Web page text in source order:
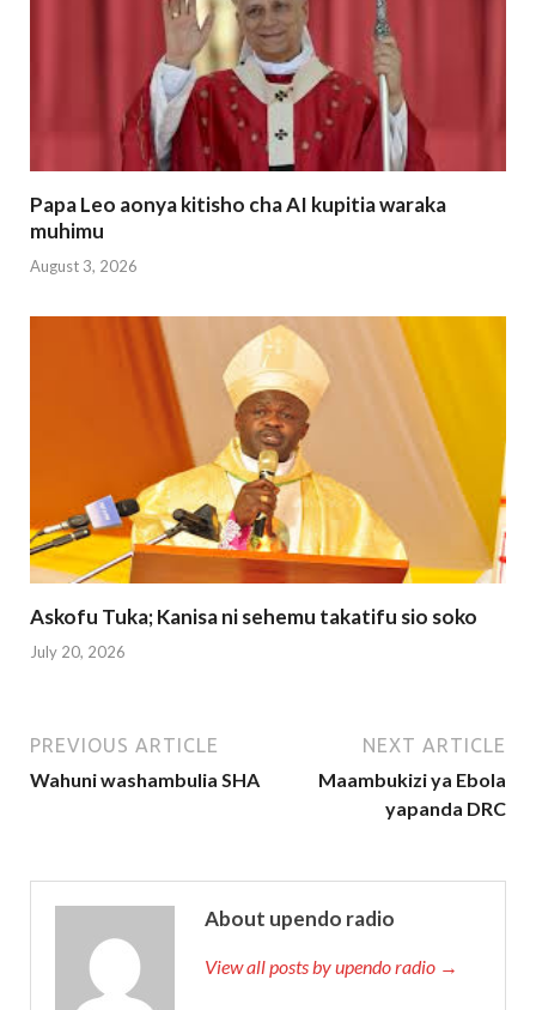
Papa Leo aonya kitisho cha AI kupitia waraka
muhimu
August 3, 2026
Askofu Tuka; Kanisa ni sehemu takatifu sio soko
July 20, 2026
PREVIOUS ARTICLE
Wahuni washambulia SHA
NEXT ARTICLE
Maambukizi ya Ebola
yapanda DRC
About upendo radio
View all posts by upendo radio →